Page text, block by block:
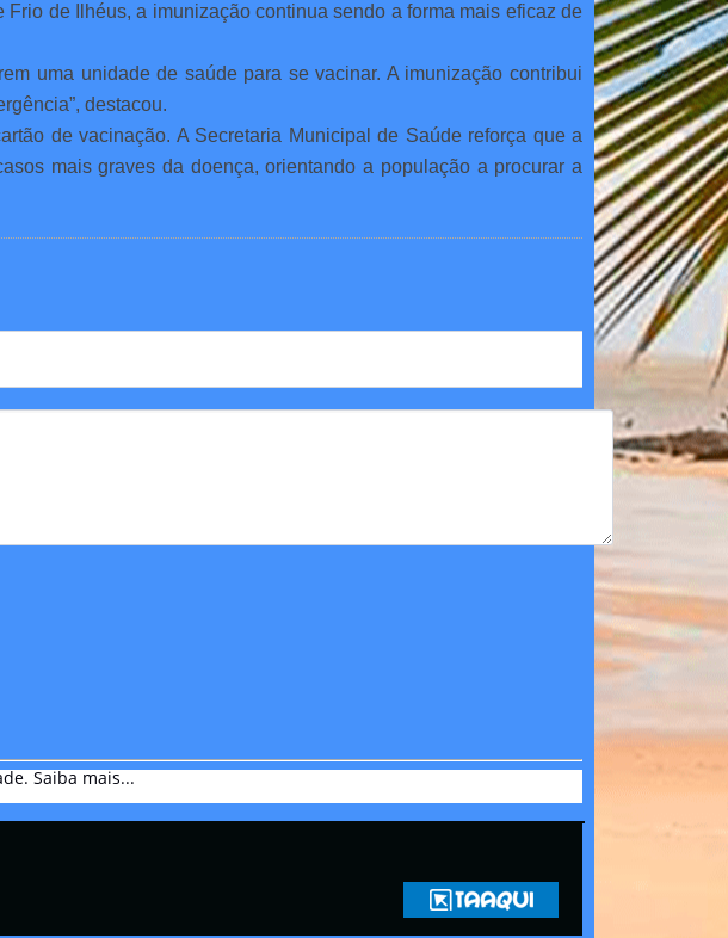
de Ilhéus, a imunização continua sendo a forma mais eficaz de
uma unidade de saúde para se vacinar. A imunização contribui
destacou.
de vacinação. A Secretaria Municipal de Saúde reforça que a
mais graves da doença, orientando a população a procurar a
Saiba mais...